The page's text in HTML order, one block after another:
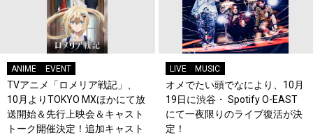
ANIME EVENT
TVアニメ「ロメリア戦記」、
10月よりTOKYO MXほかにて放
送開始＆先行上映会＆キャスト
トーク開催決定！追加キャスト
LIVE MUSIC
オメでたい頭でなにより、10月
19日に渋谷・ Spotify O-EAST
にて一夜限りのライブ復活が決
定！